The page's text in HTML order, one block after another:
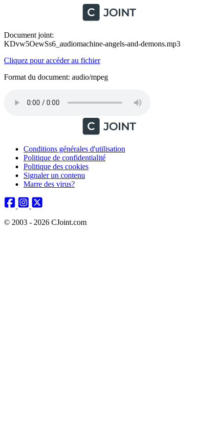
Document joint:
KDvw5OewSs6_audiomachine-angels-and-demons.mp3
Cliquez pour accéder au fichier
Format du document: audio/mpeg
Conditions générales d'utilisation
Politique de confidentialité
Politique des cookies
Signaler un contenu
Marre des virus?
© 2003 - 2026 CJoint.com